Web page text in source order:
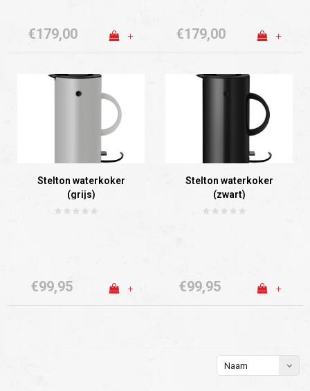
€179,00 + €179,00 +
Stelton waterkoker
(grijs)
€99,95 +
Stelton waterkoker
(zwart)
€99,95 +
Naam